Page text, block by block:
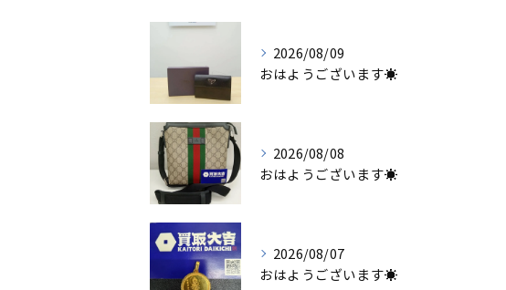
2026/08/09
おはようございます☀
2026/08/08
おはようございます☀
2026/08/07
おはようございます☀